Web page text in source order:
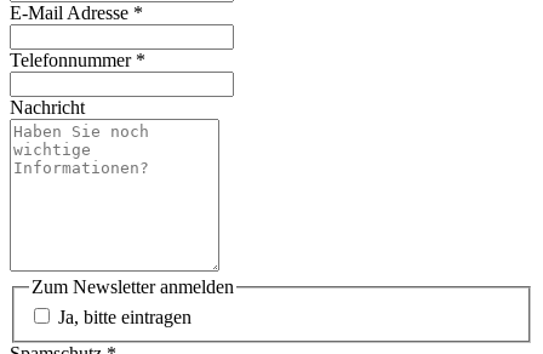
E-Mail Adresse *
Telefonnummer *
Nachricht
Zum Newsletter anmelden
Ja, bitte eintragen